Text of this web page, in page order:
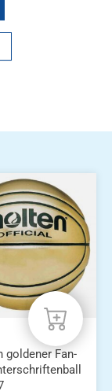
goldener Fan-